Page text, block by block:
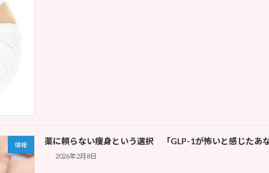
情報 薬に頼らない痩身という選択 「GLP-1が怖いと感じたあ
2026年2月8日